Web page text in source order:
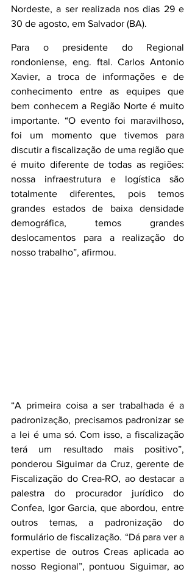
Nordeste, a ser realizada nos dias 29 e
30 de agosto, em Salvador (BA).
Para o presidente do Regional
rondoniense, eng. ftal. Carlos Antonio
Xavier, a troca de informações e de
conhecimento entre as equipes que
bem conhecem a Região Norte é muito
importante. “O evento foi maravilhoso,
foi um momento que tivemos para
discutir a fiscalização de uma região que
é muito diferente de todas as regiões:
nossa infraestrutura e logística são
totalmente diferentes, pois temos
grandes estados de baixa densidade
demográfica, temos grandes
deslocamentos para a realização do
nosso trabalho”, afirmou.
“A primeira coisa a ser trabalhada é a
padronização, precisamos padronizar se
a lei é uma só. Com isso, a fiscalização
terá um resultado mais positivo”,
ponderou Siguimar da Cruz, gerente de
Fiscalização do Crea-RO, ao destacar a
palestra do procurador jurídico do
Confea, Igor Garcia, que abordou, entre
outros temas, a padronização do
formulário de fiscalização. “Dá para ver a
expertise de outros Creas aplicada ao
nosso Regional”, pontuou Siguimar, ao